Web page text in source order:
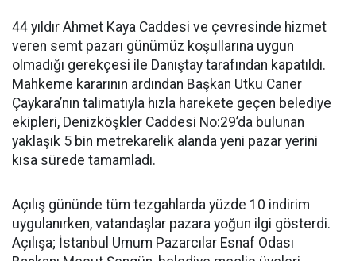
44 yıldır Ahmet Kaya Caddesi ve çevresinde hizmet
veren semt pazarı günümüz koşullarına uygun
olmadığı gerekçesi ile Danıştay tarafından kapatıldı.
Mahkeme kararının ardından Başkan Utku Caner
Çaykara’nın talimatıyla hızla harekete geçen belediye
ekipleri, Denizköşkler Caddesi No:29’da bulunan
yaklaşık 5 bin metrekarelik alanda yeni pazar yerini
kısa sürede tamamladı.
Açılış gününde tüm tezgahlarda yüzde 10 indirim
uygulanırken, vatandaşlar pazara yoğun ilgi gösterdi.
Açılışa; İstanbul Umum Pazarcılar Esnaf Odası